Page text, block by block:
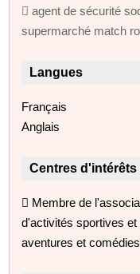
 agent de sécurité
supermarché match
Langues
Français
Anglais
Centres d'intérêts
 Membre de
d'activités sportives
aventures et comédies